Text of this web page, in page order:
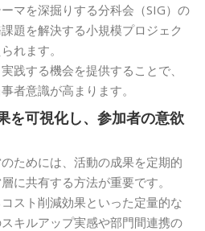
マを深掘りする分科会（SIG）の
題を解決する小規模プロジェク
れます。
践する機会を提供することで、
者意識が高まります。
を可視化し、参加者の意欲
ためには、活動の成果を定期的
に共有する方法が重要です。
スト削減効果といった定量的な
キルアップ実感や部門間連携の